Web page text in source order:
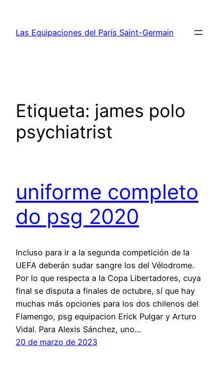
contenido
Las Equipaciones del París Saint-Germain
Etiqueta: james polo
psychiatrist
uniforme completo
do psg 2020
Incluso para ir a la segunda competición de la
UEFA deberán sudar sangre los del Vélodrome.
Por lo que respecta a la Copa Libertadores, cuya
final se disputa a finales de octubre, sí que hay
muchas más opciones para los dos chilenos del
Flamengo, psg equipacion Erick Pulgar y Arturo
Vidal. Para Alexis Sánchez, uno…
20 de marzo de 2023